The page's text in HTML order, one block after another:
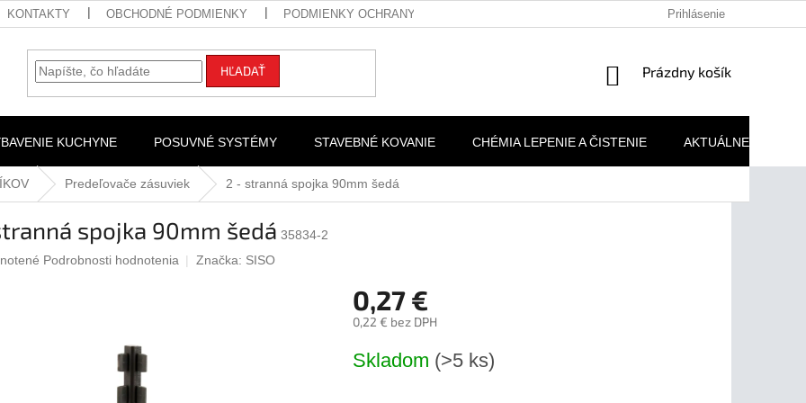
KONTAKTY OBCHODNÉ PODMIENKY PODMIENKY OCHRANY OSOBNÝCH ÚDAJOV REKLAMAČNÉ PODMIENKY
Prihlásenie
HĽADAŤ
NÁKUPNÝ
Prázdny košík
KUCHYNE POSUVNÉ SYSTÉMY STAVEBNÉ KOVANIE CHÉMIA LEPENIE A ČISTENIE AKTUÁLNE AKCIE
Predeľovače zásuviek 2 - stranná spojka 90mm šedá
spojka 90mm šedá 35834-2
Podrobnosti hodnotenia Značka: SISO
0,27 €
0,22 € bez DPH
cena:
Skladom (>5 ks)